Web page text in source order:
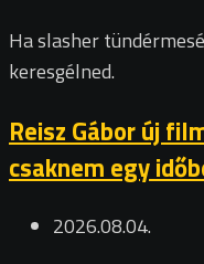
Ha slasher
keresgélned.
Reisz Gábor új
csaknem egy
2026.08.04.